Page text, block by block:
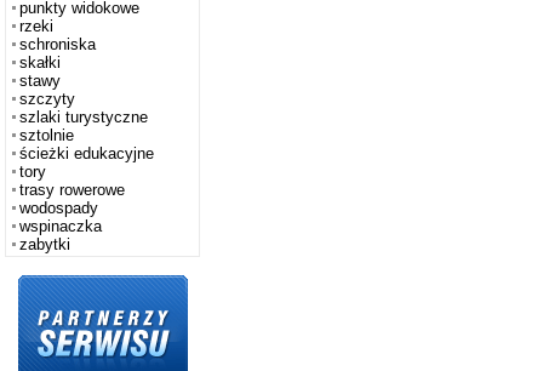
punkty widokowe
rzeki
schroniska
skałki
stawy
szczyty
szlaki turystyczne
sztolnie
ścieżki edukacyjne
tory
trasy rowerowe
wodospady
wspinaczka
zabytki